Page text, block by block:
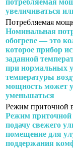
увеличиваться
Потребляемая
Номинальная
обогреве — это
которое прибор
заданной
при нормальных
температуры
мощность может
уменьшаться
Режим приточной
Режим приточной
подачу свежего
помещение для
поддержания